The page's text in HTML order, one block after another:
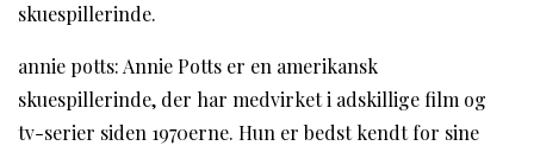
skuespillerinde.
annie potts: Annie Potts er en amerikansk
skuespillerinde, der har medvirket i adskillige film og
tv-serier siden 1970erne. Hun er bedst kendt for sine